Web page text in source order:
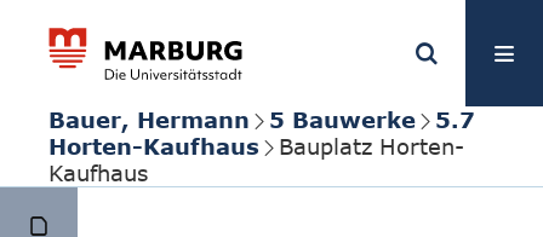
Bauer, Hermann 5 Bauwerke
5.7
Horten-Kaufhaus
Bauplatz Horten-
Kaufhaus